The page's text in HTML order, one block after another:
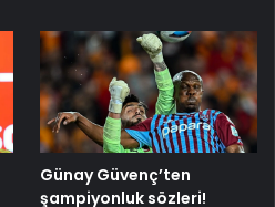
Günay Güvenç’ten
şampiyonluk sözleri!